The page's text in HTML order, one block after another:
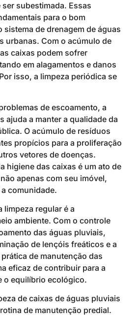
ser subestimada. Essas
para o bom
de drenagem de águas
urbanas. Com o acúmulo de
caixas podem sofrer
em alagamentos e danos
isso, a limpeza periódica se
de escoamento, a
ajuda a manter a qualidade da
O acúmulo de resíduos
propícios para a proliferação
vetores de doenças.
higiene das caixas é um ato de
apenas com seu imóvel,
comunidade.
limpeza regular é a
ambiente. Com o controle
das águas pluviais,
de lençóis freáticos e a
de manutenção das
eficaz de contribuir para a
o equilíbrio ecológico.
de caixas de águas pluviais
de manutenção predial.